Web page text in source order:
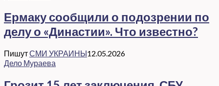
Ермаку сообщили о подозрении по
делу о «Династии». Что известно?
ПишутСМИ УКРАИНЫ12.05.2026
Дело Мураева